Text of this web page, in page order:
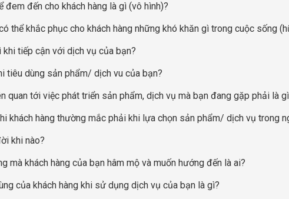
đem đến cho khách hàng là gì (vô hình)?
thể khắc phục cho khách hàng những khó khăn gì trong cuộc sống
tiếp cận với dịch vụ của bạn?
tiêu dùng sản phẩm/ dịch vu của bạn?
quan tới việc phát triển sản phẩm, dịch vụ mà bạn đang gặp phải là
khách hàng thường mắc phải khi lựa chọn sản phẩm/ dịch vụ trong
khi nào?
mà khách hàng của bạn hâm mộ và muốn hướng đến là ai?
của khách hàng khi sử dụng dịch vụ của bạn là gì?